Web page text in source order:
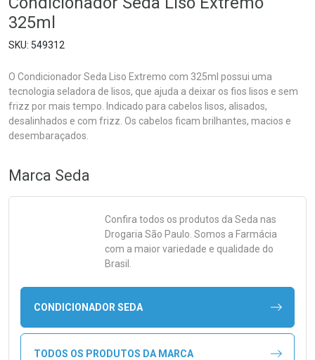
325ml
549312
O Condicionador Seda Liso Extremo com 325ml possui uma
tecnologia seladora de lisos, que ajuda a deixar os fios lisos e sem
frizz por mais tempo. Indicado para cabelos lisos, alisados,
desalinhados e com frizz. Os cabelos ficam brilhantes, macios e
desembaraçados.
Marca Seda
Confira todos os produtos da Seda nas
Drogaria São Paulo. Somos a Farmácia
com a maior variedade e qualidade do
Brasil.
CONDICIONADOR SEDA
TODOS OS PRODUTOS DA MARCA